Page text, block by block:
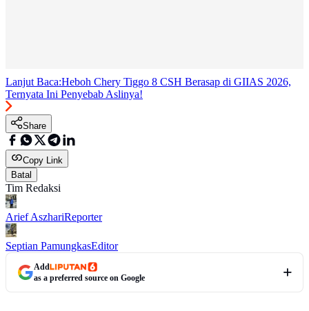
Lanjut Baca:Heboh Chery Tiggo 8 CSH Berasap di GIIAS 2026,
Ternyata Ini Penyebab Aslinya!
Share
Copy Link
Batal
Tim Redaksi
Arief AszhariReporter
Septian PamungkasEditor
Add
as a preferred source on Google